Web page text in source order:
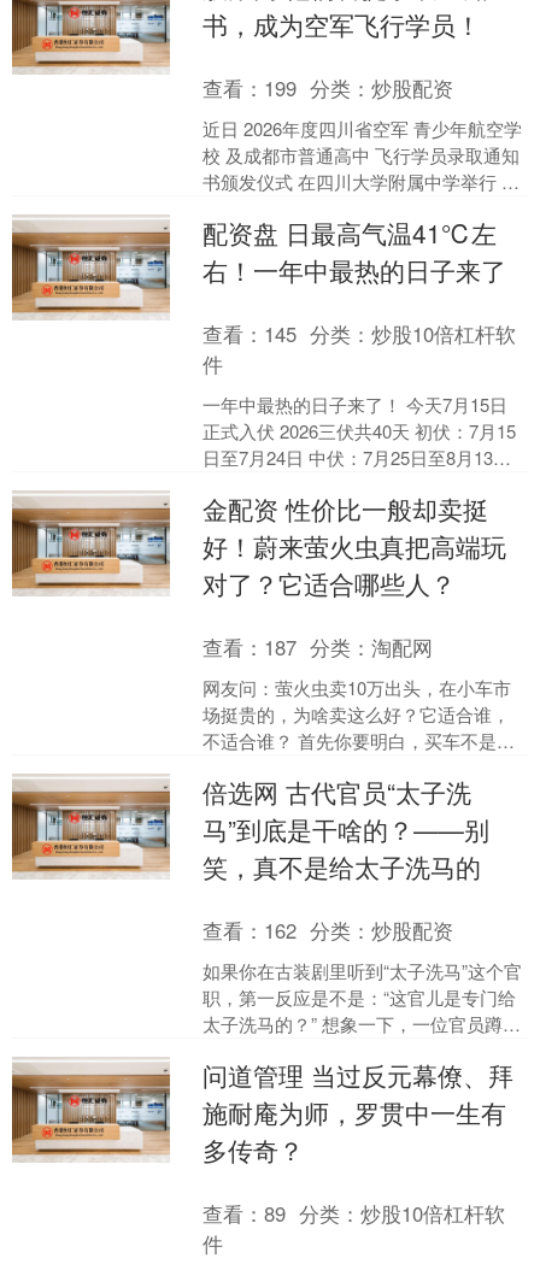
书，成为空军飞行学员！
查看： 199 分类：炒股配资
近日 2026年度四川省空军 青少年航空学
校 及成都市普通高中 飞行学员录取通知
书颁发仪式 在四川大学附属中学举行 当
学....
配资盘 日最高气温41℃左
右！一年中最热的日子来了
查看： 145 分类：炒股10倍杠杆软
件
一年中最热的日子来了！ 今天7月15日
正式入伏 2026三伏共40天 初伏：7月15
日至7月24日 中伏：7月25日至8月13日
金配资 性价比一般却卖挺
好！蔚来萤火虫真把高端玩
对了？它适合哪些人？
查看： 187 分类：淘配网
网友问：萤火虫卖10万出头，在小车市
场挺贵的，为啥卖这么好？它适合谁，
不适合谁？ 首先你要明白，买车不是买
是一个理性和感性结合....
倍选网 古代官员“太子洗
马”到底是干啥的？——别
笑，真不是给太子洗马的
查看： 162 分类：炒股配资
如果你在古装剧里听到“太子洗马”这个官
职，第一反应是不是：“这官儿是专门给
太子洗马的？” 想象一下，一位官员蹲在
太子还悠闲地等....
问道管理 当过反元幕僚、拜
施耐庵为师，罗贯中一生有
多传奇？
查看：89 分类：炒股10倍杠杆软
件